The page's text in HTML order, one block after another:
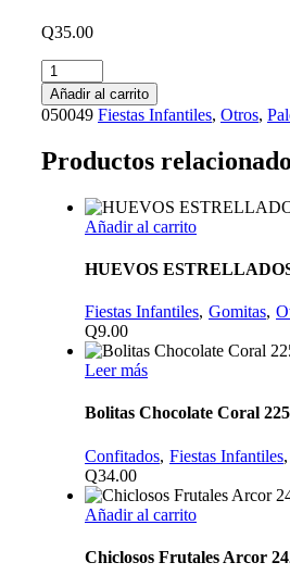
Q35.00
Añadir al carrito
050049 Fiestas Infantiles, Otros,
Productos
Añadir al carrito
HUEVOS
Fiestas Infantiles Gomitas
Q9.00
Leer más
Bolitas Chocolate Coral
Confitados Fiestas Infantiles
Q34.00
Añadir al carrito
Chiclosos Frutales Arcor